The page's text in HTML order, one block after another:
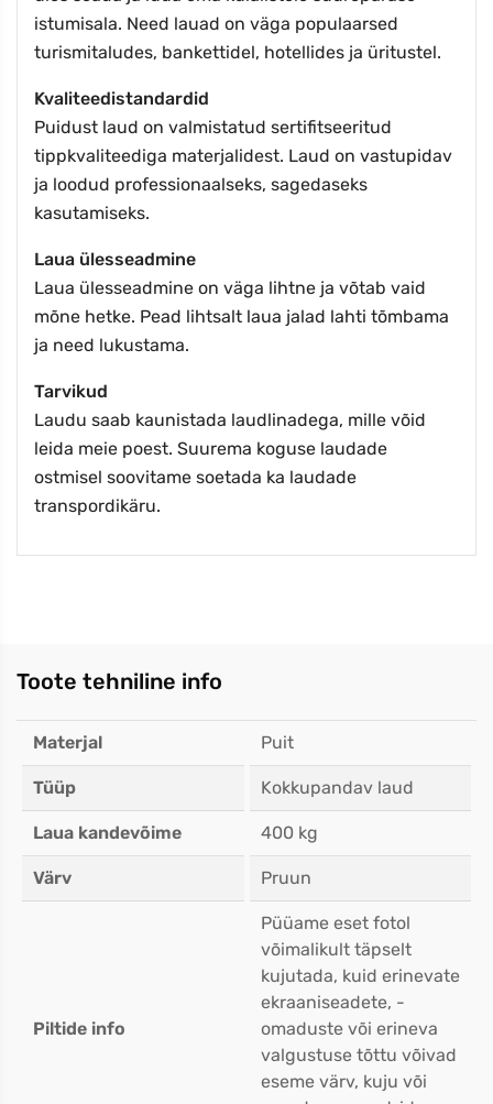
istumisala. Need lauad on väga populaarsed
turismitaludes, bankettidel, hotellides ja üritustel.
Kvaliteedistandardid
Puidust laud on valmistatud sertifitseeritud
tippkvaliteediga materjalidest. Laud on vastupidav
ja loodud professionaalseks, sagedaseks
kasutamiseks.
Laua ülesseadmine
Laua ülesseadmine on väga lihtne ja võtab vaid
mõne hetke. Pead lihtsalt laua jalad lahti tõmbama
ja need lukustama.
Tarvikud
Laudu saab kaunistada laudlinadega, mille võid
leida meie poest. Suurema koguse laudade
ostmisel soovitame soetada ka laudade
transpordikäru.
Toote tehniline info
Materjal Puit
Tüüp Kokkupandav laud
Laua kandevõime 400 kg
Värv Pruun
Piltide info
Püüame eset fotol
võimalikult täpselt
kujutada, kuid erinevate
ekraaniseadete, -
omaduste või erineva
valgustuse tõttu võivad
eseme värv, kuju või